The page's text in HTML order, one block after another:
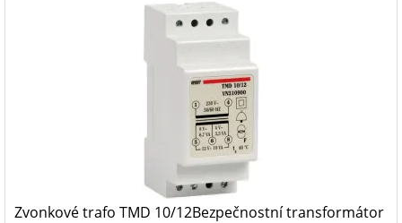
Zvonkové trafo TMD 10/12Bezpečnostní transformátor